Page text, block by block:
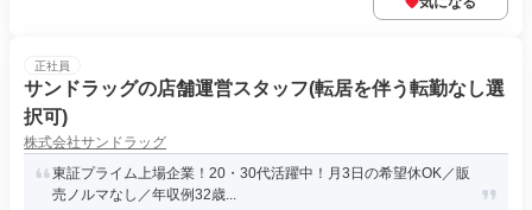
正社員
サンドラッグの店舗運営スタッフ(転居を伴う転勤なし選
択可)
株式会社サンドラッグ
東証プライム上場企業！20・30代活躍中！月3日の希望休OK／販
売ノルマなし／年収例32歳...